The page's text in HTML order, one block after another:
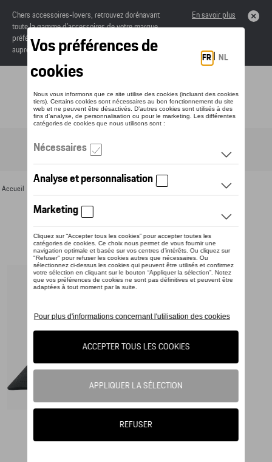
Chers accessoires-lovers, retrouvez dorénavant
toute la gamme d’accessoires de votre marque
préférée sous forme de catalogue à commander
auprès de votre concessionaire.
En savoir plus
Toggle navigation
Accueil > Détail